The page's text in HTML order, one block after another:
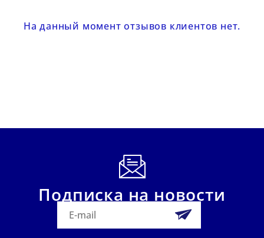
На данный момент отзывов клиентов нет.
Подписка на новости